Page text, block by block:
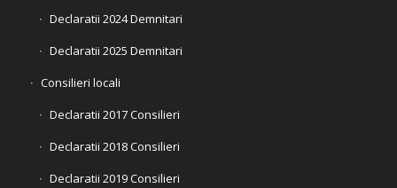
Declaratii 2024 Demnitari
Declaratii 2025 Demnitari
Consilieri locali
Declaratii 2017 Consilieri
Declaratii 2018 Consilieri
Declaratii 2019 Consilieri